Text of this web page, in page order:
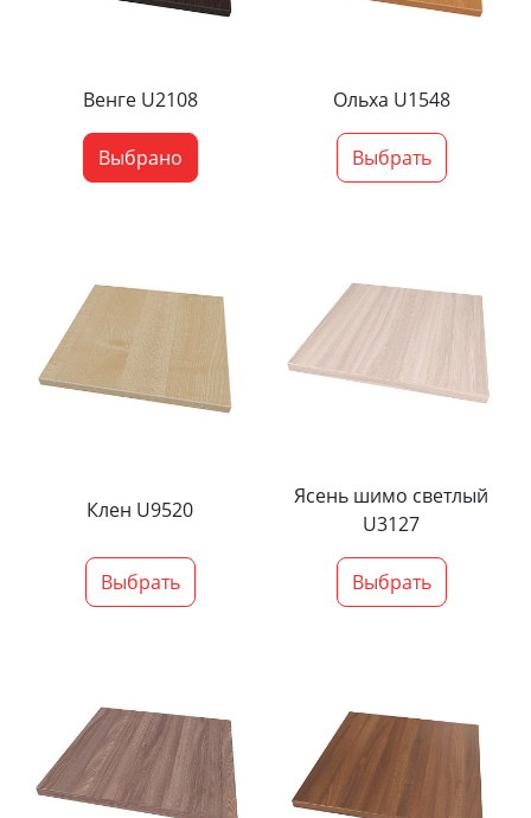
Венге U2108
Выбрано
Ольха U1548
Выбрать
Клен U9520
Выбрать
Ясень шимо светлый
U3127
Выбрать